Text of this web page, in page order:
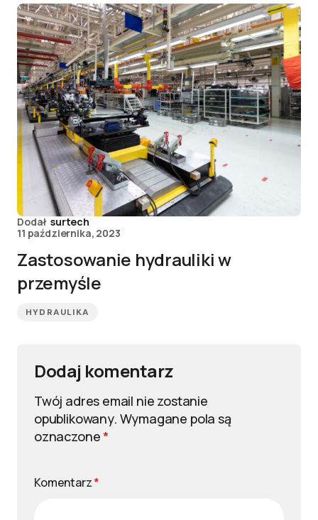
Dodał surtech
11 października, 2023
Zastosowanie hydrauliki w
przemyśle
HYDRAULIKA
Dodaj komentarz
Twój adres email nie zostanie
opublikowany. Wymagane pola są
oznaczone*
Komentarz*